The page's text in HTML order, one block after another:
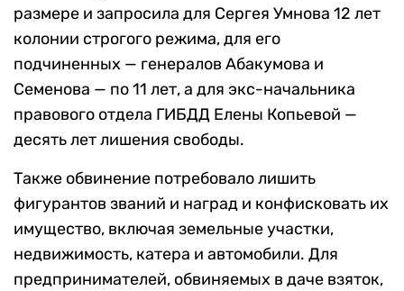
размере и запросила для Сергея Умнова 12 лет
колонии строгого режима, для его
подчиненных — генералов Абакумова и
Семенова — по 11 лет, а для экс-начальника
правового отдела ГИБДД Елены Копьевой —
десять лет лишения свободы.
Также обвинение потребовало лишить
фигурантов званий и наград и конфисковать их
имущество, включая земельные участки,
недвижимость, катера и автомобили. Для
предпринимателей, обвиняемых в даче взяток,